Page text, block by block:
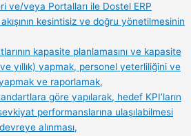
ve/veya Portalları ile Dostel ERP
kesintisiz ve doğru yönetilmesinin
kapasite planlamasını ve kapasite
yıllık) yapmak, personel yeterliliğini ve
ve raporlamak,
göre yapılarak, hedef KPI’ların
performanslarına ulaşılabilmesi
alınması,